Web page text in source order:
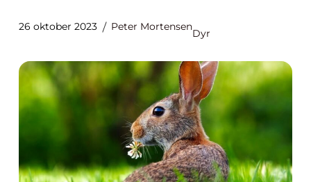
26 oktober 2023 Peter Mortensen
Dyr